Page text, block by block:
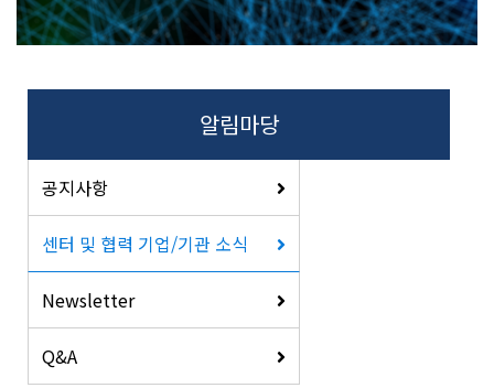
뛰
기
알림마당
공지사항
센터 및 협력 기업/기관 소식
Newsletter
Q&A